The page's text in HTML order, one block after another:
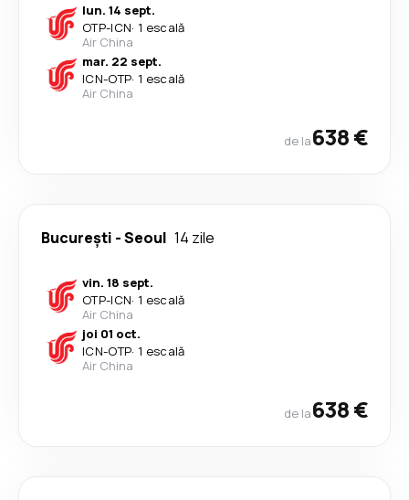
lun. 14 sept.
OTP-ICN· 1 escală
Air China
mar. 22 sept.
ICN-OTP· 1 escală
Air China
de la638 €
București -Seoul 14 zile
vin. 18 sept.
OTP-ICN· 1 escală
Air China
joi 01 oct.
ICN-OTP· 1 escală
Air China
de la638 €